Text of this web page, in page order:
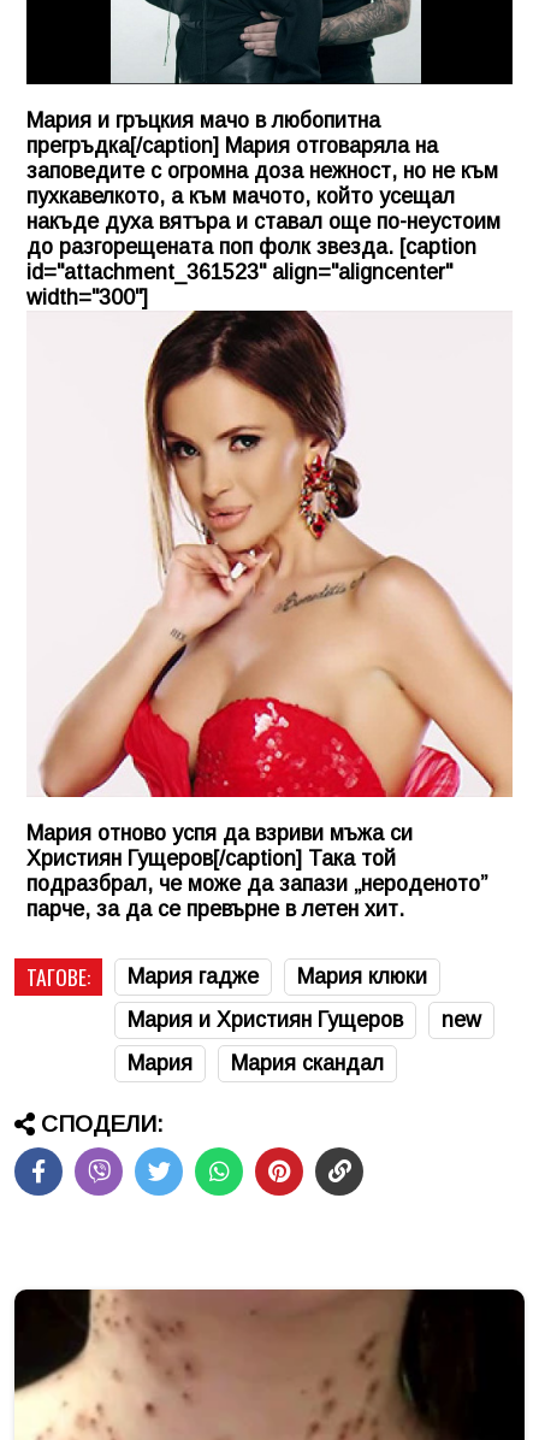
Мария и гръцкия мачо в любопитна
прегръдка[/caption] Мария отговаряла на
заповедите с огромна доза нежност, но не към
пухкавелкото, а към мачото, който усещал
накъде духа вятъра и ставал още по-неустоим
до разгорещената поп фолк звезда. [caption
id="attachment_361523" align="aligncenter"
width="300"]
Мария отново успя да взриви мъжа си
Християн Гущеров[/caption] Така той
подразбрал, че може да запази „нероденото”
парче, за да се превърне в летен хит.
ТАГОВЕ: Мария гадже
Мария клюки
Мария и Християн Гущеров
new
Мария
Мария скандал
СПОДЕЛИ: